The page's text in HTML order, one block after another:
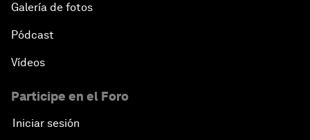
Galería de fotos
Pódcast
Vídeos
Participe en el Foro
Iniciar sesión